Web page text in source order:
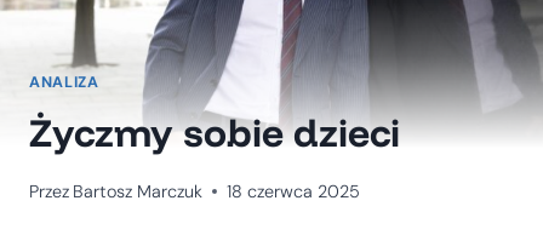
ANALIZA
Życzmy sobie dzieci
Przez Bartosz Marczuk 18 czerwca 2025